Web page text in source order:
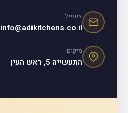
אימייל
info@adikitchens.co.il
מיקום
התעשייה 5, ראש העין